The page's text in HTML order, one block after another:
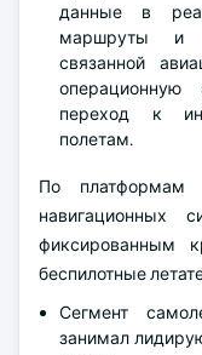
данные в
маршруты и
связанной
операционную
переход к
полетам.
По платформам
навигационных
фиксированным
беспилотные
Сегмент
занимал